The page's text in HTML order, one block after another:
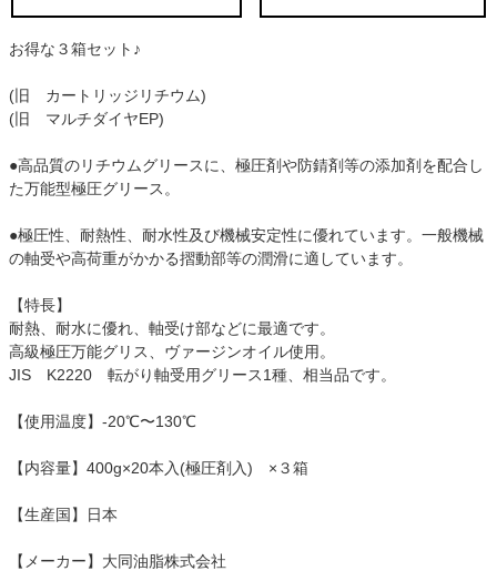
お得な３箱セット♪
(旧 カートリッジリチウム)
(旧 マルチダイヤEP)
●高品質のリチウムグリースに、極圧剤や防錆剤等の添加剤を配合し
た万能型極圧グリース。
●極圧性、耐熱性、耐水性及び機械安定性に優れています。一般機械
の軸受や高荷重がかかる摺動部等の潤滑に適しています。
【特長】
耐熱、耐水に優れ、軸受け部などに最適です。
高級極圧万能グリス、ヴァージンオイル使用。
JIS K2220 転がり軸受用グリース1種、相当品です。
【使用温度】-20℃〜130℃
【内容量】400g×20本入(極圧剤入) ×３箱
【生産国】日本
【メーカー】大同油脂株式会社